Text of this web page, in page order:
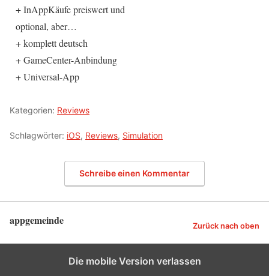
+ InAppKäufe preiswert und
optional, aber…
+ komplett deutsch
+ GameCenter-Anbindung
+ Universal-App
Kategorien: Reviews
Schlagwörter: iOS, Reviews, Simulation
Schreibe einen Kommentar
appgemeinde Zurück nach oben
Die mobile Version verlassen